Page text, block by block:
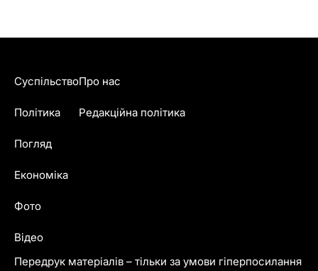
Передрук матеріалів – тільки за умови гіперпосилання
Суспільство
Політика
Погляд
Економіка
Фото
Відео
Про нас
Редакційна політика